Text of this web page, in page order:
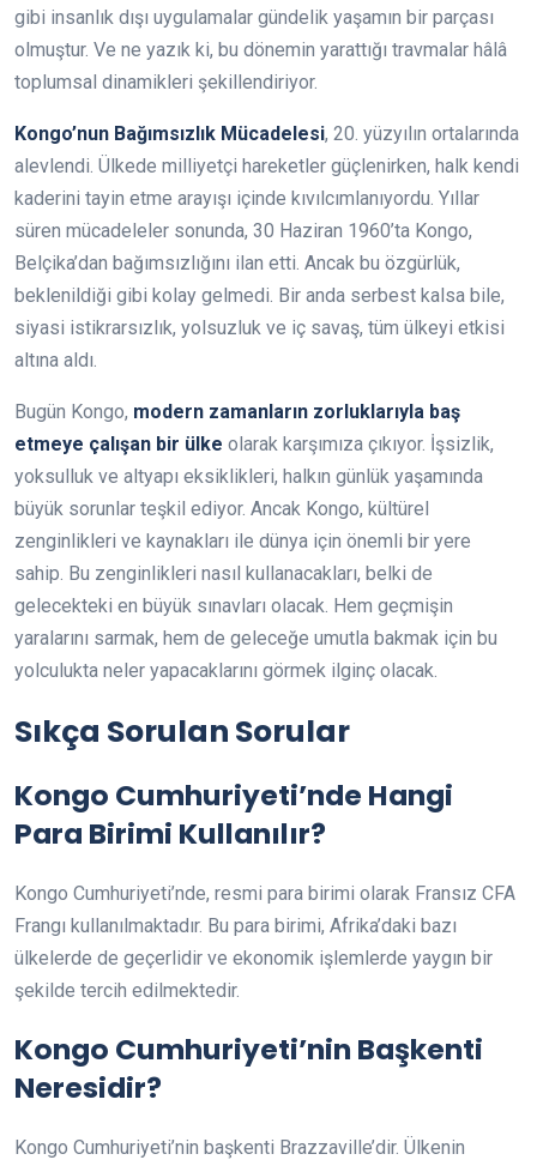
gibi insanlık dışı uygulamalar gündelik yaşamın bir parçası
olmuştur. Ve ne yazık ki, bu dönemin yarattığı travmalar hâlâ
toplumsal dinamikleri şekillendiriyor.
Kongo’nun Bağımsızlık Mücadelesi, 20. yüzyılın ortalarında
alevlendi. Ülkede milliyetçi hareketler güçlenirken, halk kendi
kaderini tayin etme arayışı içinde kıvılcımlanıyordu. Yıllar
süren mücadeleler sonunda, 30 Haziran 1960’ta Kongo,
Belçika’dan bağımsızlığını ilan etti. Ancak bu özgürlük,
beklenildiği gibi kolay gelmedi. Bir anda serbest kalsa bile,
siyasi istikrarsızlık, yolsuzluk ve iç savaş, tüm ülkeyi etkisi
altına aldı.
Bugün Kongo, modern zamanların zorluklarıyla baş
etmeye çalışan bir ülke olarak karşımıza çıkıyor. İşsizlik,
yoksulluk ve altyapı eksiklikleri, halkın günlük yaşamında
büyük sorunlar teşkil ediyor. Ancak Kongo, kültürel
zenginlikleri ve kaynakları ile dünya için önemli bir yere
sahip. Bu zenginlikleri nasıl kullanacakları, belki de
gelecekteki en büyük sınavları olacak. Hem geçmişin
yaralarını sarmak, hem de geleceğe umutla bakmak için bu
yolculukta neler yapacaklarını görmek ilginç olacak.
Sıkça Sorulan Sorular
Kongo Cumhuriyeti’nde Hangi
Para Birimi Kullanılır?
Kongo Cumhuriyeti’nde, resmi para birimi olarak Fransız CFA
Frangı kullanılmaktadır. Bu para birimi, Afrika’daki bazı
ülkelerde de geçerlidir ve ekonomik işlemlerde yaygın bir
şekilde tercih edilmektedir.
Kongo Cumhuriyeti’nin Başkenti
Neresidir?
Kongo Cumhuriyeti’nin başkenti Brazzaville’dir. Ülkenin